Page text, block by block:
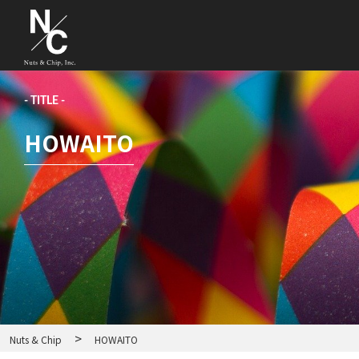
- TITLE -
HOWAITO
Nuts & Chip > HOWAITO